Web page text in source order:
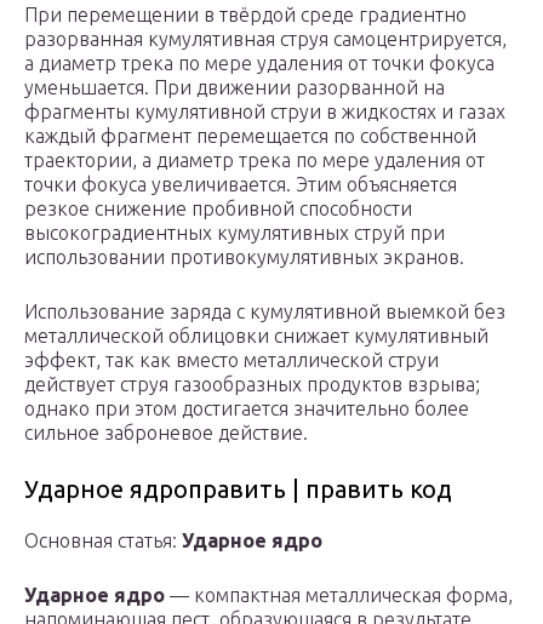
При перемещении в твёрдой среде градиентно
разорванная кумулятивная струя самоцентрируется,
а диаметр трека по мере удаления от точки фокуса
уменьшается. При движении разорванной на
фрагменты кумулятивной струи в жидкостях и газах
каждый фрагмент перемещается по собственной
траектории, а диаметр трека по мере удаления от
точки фокуса увеличивается. Этим объясняется
резкое снижение пробивной способности
высокоградиентных кумулятивных струй при
использовании противокумулятивных экранов.
Использование заряда с кумулятивной выемкой без
металлической облицовки снижает кумулятивный
эффект, так как вместо металлической струи
действует струя газообразных продуктов взрыва;
однако при этом достигается значительно более
сильное заброневое действие.
Ударное ядроправить | править код
Основная статья: Ударное ядро
Ударное ядро — компактная металлическая форма,
напоминающая пест, образующаяся в результате